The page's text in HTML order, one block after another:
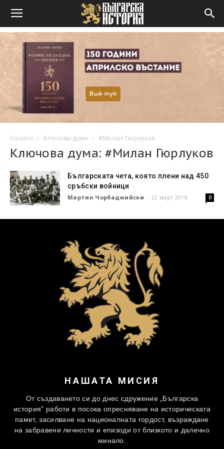
Начало Ключови думи #Милан Гюрлуков
Ключова дума: #Милан Гюрлуков
Българската чета, която плени над 450
сръбски войници
Мартин Чорбаджийски - 22 март 2018 0
НАШАТА МИСИЯ
От създаването си до днес сдружение „Българска
история” работи в посока опресняване на историческата
памет, засилване на националната гордост, възраждане
на забравени личности и епизоди от близкото и далечно
минало.